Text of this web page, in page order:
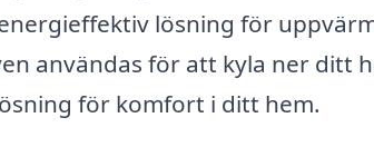
lösning för
användas för att kyla ner ditt
för komfort i ditt hem.